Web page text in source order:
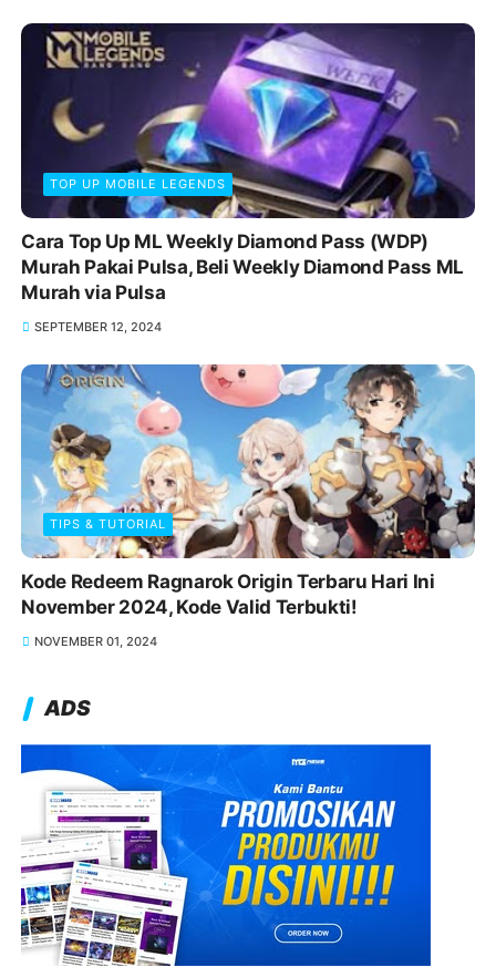
TOP UP MOBILE LEGENDS
Cara Top Up ML Weekly Diamond Pass (WDP)
Murah Pakai Pulsa, Beli Weekly Diamond Pass ML
Murah via Pulsa
SEPTEMBER 12, 2024
TIPS & TUTORIAL
Kode Redeem Ragnarok Origin Terbaru Hari Ini
November 2024, Kode Valid Terbukti!
NOVEMBER 01, 2024
ADS